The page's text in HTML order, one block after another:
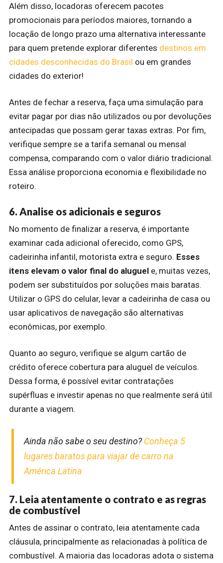
Além disso, locadoras oferecem pacotes
promocionais para períodos maiores, tornando a
locação de longo prazo uma alternativa interessante
para quem pretende explorar diferentes destinos em
cidades desconhecidas do Brasil ou em grandes
cidades do exterior!
Antes de fechar a reserva, faça uma simulação para
evitar pagar por dias não utilizados ou por devoluções
antecipadas que possam gerar taxas extras. Por fim,
verifique sempre se a tarifa semanal ou mensal
compensa, comparando com o valor diário tradicional.
Essa análise proporciona economia e flexibilidade no
roteiro.
6. Analise os adicionais e seguros
No momento de finalizar a reserva, é importante
examinar cada adicional oferecido, como GPS,
cadeirinha infantil, motorista extra e seguro. Esses
itens elevam o valor final do aluguel e, muitas vezes,
podem ser substituídos por soluções mais baratas.
Utilizar o GPS do celular, levar a cadeirinha de casa ou
usar aplicativos de navegação são alternativas
econômicas, por exemplo.
Quanto ao seguro, verifique se algum cartão de
crédito oferece cobertura para aluguel de veículos.
Dessa forma, é possível evitar contratações
supérfluas e investir apenas no que realmente será útil
durante a viagem.
Ainda não sabe o seu destino?Conheça 5
lugares baratos para viajar de carro na
América Latina
7. Leia atentamente o contrato e as regras
de combustível
Antes de assinar o contrato, leia atentamente cada
cláusula, principalmente as relacionadas à política de
combustível. A maioria das locadoras adota o sistema